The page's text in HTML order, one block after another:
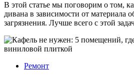
В этой статье мы поговорим о том,
дивана в зависимости от материала
загрязнения. Лучше всего с этой
Ремонт